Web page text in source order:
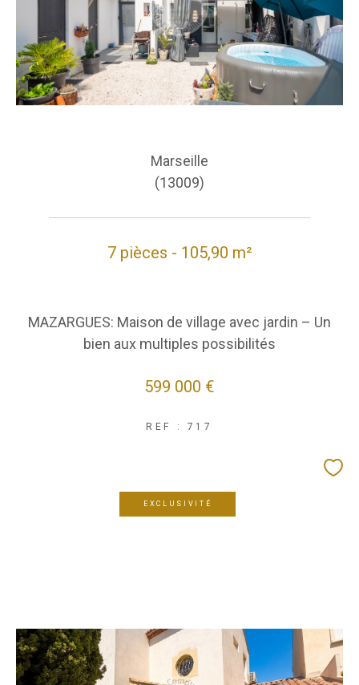
Marseille
(13009)
7 pièces - 105,90 m²
MAZARGUES: Maison de village avec jardin – Un
bien aux multiples possibilités
599 000 €
REF : 717
EXCLUSIVITÉ